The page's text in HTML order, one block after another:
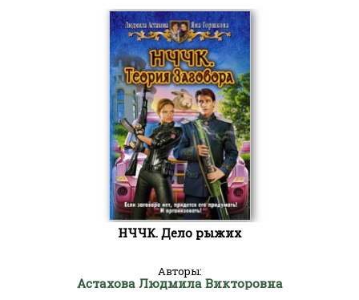
НЧЧК. Дело рыжих
Авторы:
Астахова Людмила Викторовна